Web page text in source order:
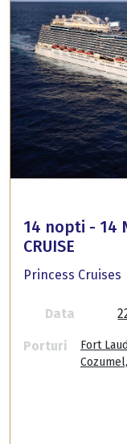
14 nopti - 14
CRUISE
Princess Cruises
Data
Porturi
Fort